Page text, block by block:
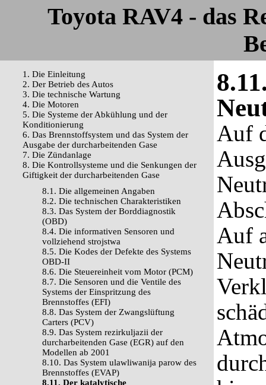
Toyota RAV4 - das
1. Die Einleitung
2. Der Betrieb des Autos
3. Die technische Wartung
4. Die Motoren
5. Die Systeme der Abkühlung und der
Konditionierung
6. Das Brennstoffsystem und das System der
Ausgabe der durcharbeitenden Gase
7. Die Zündanlage
8. Die Kontrollsysteme und die Senkungen der
Giftigkeit der durcharbeitenden Gase
8.1. Die allgemeinen Angaben
8.2. Die technischen Charakteristiken
8.3. Das System der Borddiagnostik
(OBD)
8.4. Die informativen Sensoren und
vollziehend strojstwa
8.5. Die Kodes der Defekte des Systems
OBD-II
8.6. Die Steuereinheit vom Motor (PCM)
8.7. Die Sensoren und die Ventile des
Systems der Einspritzung des
Brennstoffes (EFI)
8.8. Das System der Zwangslüftung
Carters (PCV)
8.9. Das System rezirkuljazii der
durcharbeitenden Gase (EGR) auf den
Modellen ab 2001
8.10. Das System ulawliwanija parow des
Brennstoffes (EVAP)
8.11. Der katalytische
Auf
Auf